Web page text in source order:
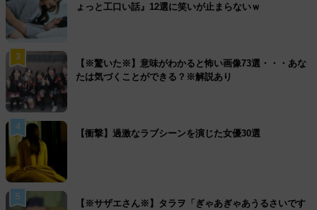
ょっと工口い話』12選に笑いが止まらないｗ
3
【※驚いた※】意味がわかると怖い画像73選・・・あな
たは気づくことができる？※解説あり
4
【衝撃】過激なラブシーンを演じた女優30選
5
【※サザエさん※】タラヲ「ぎゃあぎゃあうるさいです